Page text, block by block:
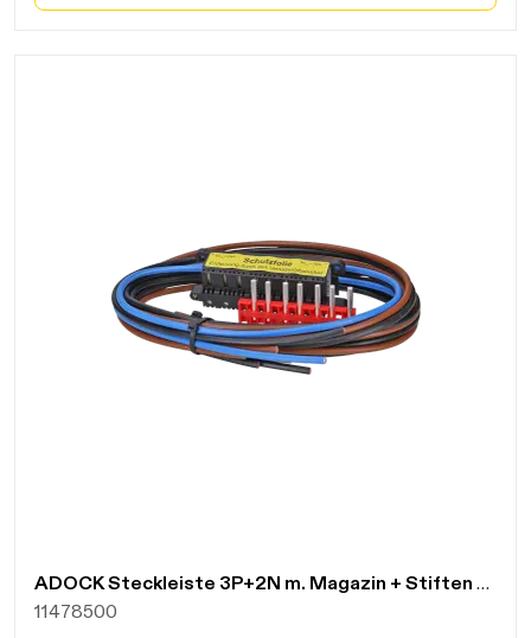
ADOCK Steckleiste 3P+2N m. Magazin + Stiften 63A mit Zähleranschlussleitungen 10mm², 1m, x1010
11478500